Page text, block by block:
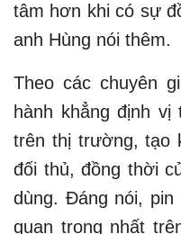
tâm hơn khi có sự
anh Hùng nói thêm.
Theo các chuyên
hành khẳng định vị
trên thị trường, tạo
đối thủ, đồng thời
dùng. Đáng nói, pin
quan trọng nhất